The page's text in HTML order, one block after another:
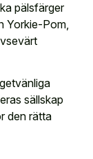
pälsfärger
Yorkie-Pom,
sällskap
den rätta